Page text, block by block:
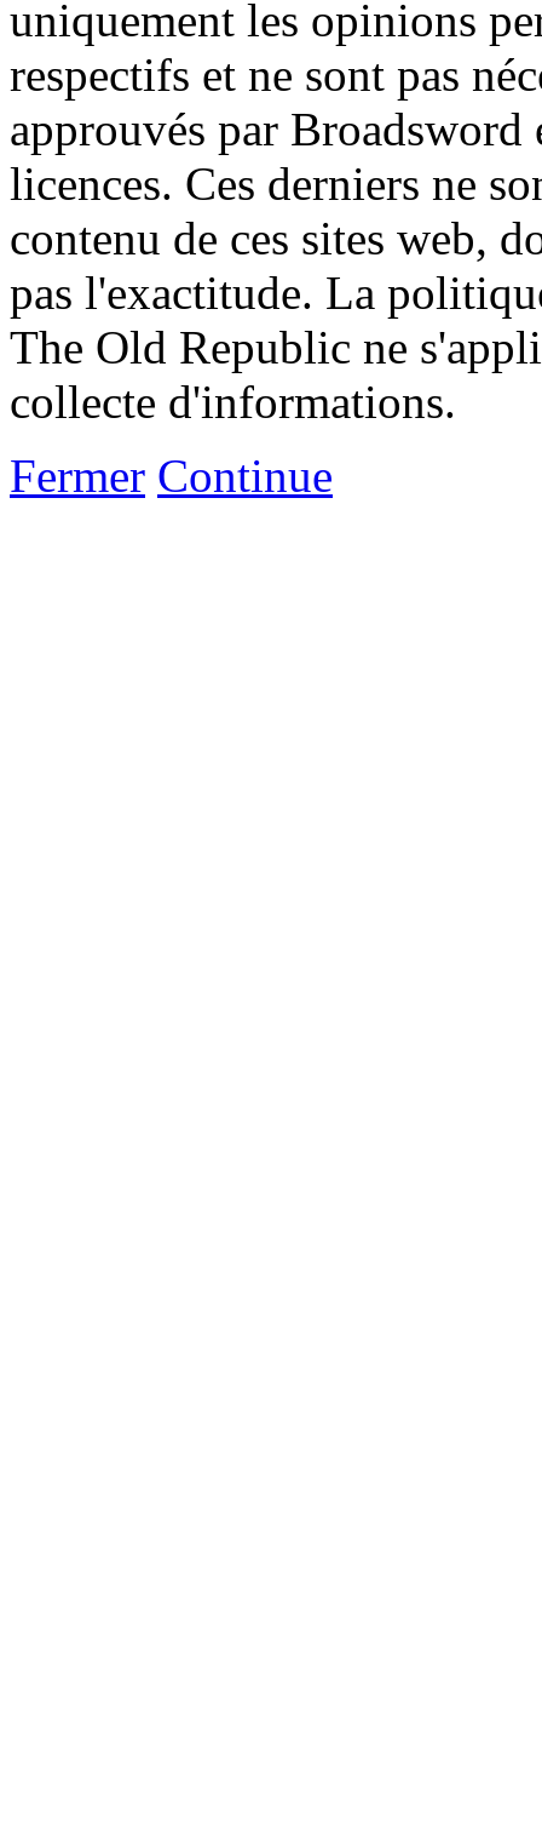
uniquement les opinions
respectifs et ne sont pas
approuvés par
licences. Ces derniers ne
contenu de ces sites web,
pas l'exactitude. La
The Old Republic ne
collecte d'informations.
Fermer Continue